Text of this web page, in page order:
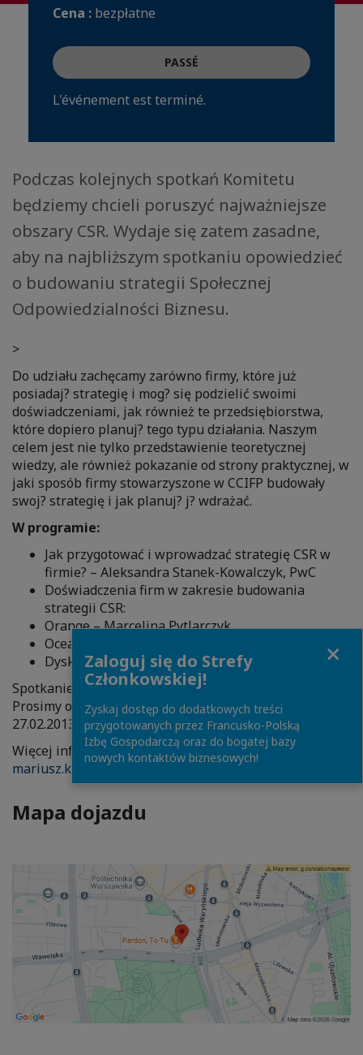
Cena : bezpłatne
PASSÉ
L'événement est terminé.
Podczas kolejnych spotkań Komitetu
będziemy chcieli poruszyć najważniejsze
obszary CSR. Wydaje się zatem zasadne,
aby na najbliższym spotkaniu opowiedzieć
o budowaniu strategii Społecznej
Odpowiedzialności Biznesu.
>
Do udziału zachęcamy zarówno firmy, które już
posiadaj? strategię i mog? się podzielić swoimi
doświadczeniami, jak również te przedsiębiorstwa,
które dopiero planuj? tego typu działania. Naszym
celem jest nie tylko przedstawienie teoretycznej
wiedzy, ale również pokazanie od strony praktycznej, w
jaki sposób firmy stowarzyszone w CCIFP budowały
swoj? strategię i jak planuj? j? wdrażać.
W programie:
Jak przygotować i wprowadzać strategię CSR w
firmie? – Aleksandra Stanek-Kowalczyk, PwC
Doświadczenia firm w zakresie budowania
strategii CSR:
Orange – Marcelina Pytlarczyk
Oceanic – Magdalena Burgiel
Dyskusja pomiędzy uczestnikami i prelegentami
Spotkanie bezpłatne dla firm stowarzyszonych w CCIFP.
Prosimy o potwierdzenie uczestnictwa do dnia
27.02.2013 na adresmaria.rozga(@)ccifp.pl.
Więcej informacji: Mariusz Kielich,
mariusz.kielich(@)ccifp.pl
, tel. 507 121 269.
Mapa dojazdu
Zaloguj się do Strefy
Członkowskiej!
Zyskaj dostęp do dodatkowych treści
przygotowanych przez Francusko-Polską
Izbę Gospodarczą oraz do bogatej bazy
nowych kontaktów biznesowych!